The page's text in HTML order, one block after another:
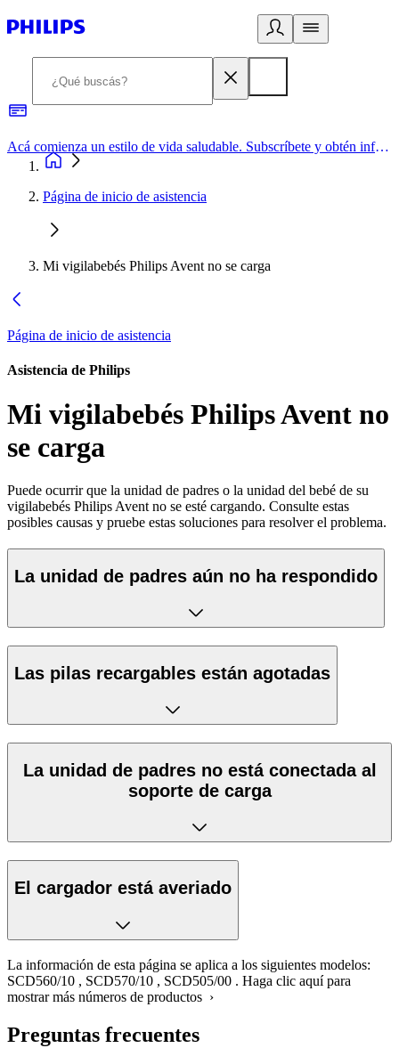
Acá comienza un estilo de vida saludable. Subscríbete y obtén información de primera mano
Página de inicio de asistencia
Mi vigilabebés Philips Avent no se carga
Página de inicio de asistencia
Asistencia de Philips
Mi vigilabebés Philips Avent no
se carga
Puede ocurrir que la unidad de padres o la unidad del bebé de su
vigilabebés Philips Avent no se esté cargando. Consulte estas
posibles causas y pruebe estas soluciones para resolver el problema.
La unidad de padres aún no ha respondido
Las pilas recargables están agotadas
La unidad de padres no está conectada al
soporte de carga
El cargador está averiado
La información de esta página se aplica a los siguientes modelos:
SCD560/10 , SCD570/10 , SCD505/00 . Haga clic aquí para
mostrar más números de productos ›
Preguntas frecuentes